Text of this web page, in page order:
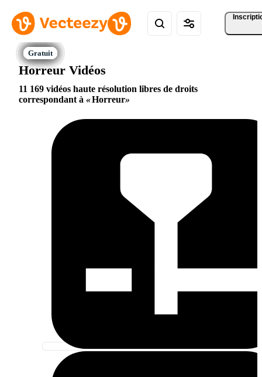
Horreur Vidéos
11 169 vidéos haute résolution libres de droits
correspondant à
Horreur